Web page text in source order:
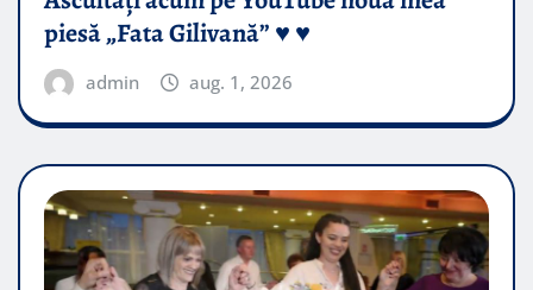
piesă „Fata Gilivană” ♥️ ♥️
admin aug. 1, 2026